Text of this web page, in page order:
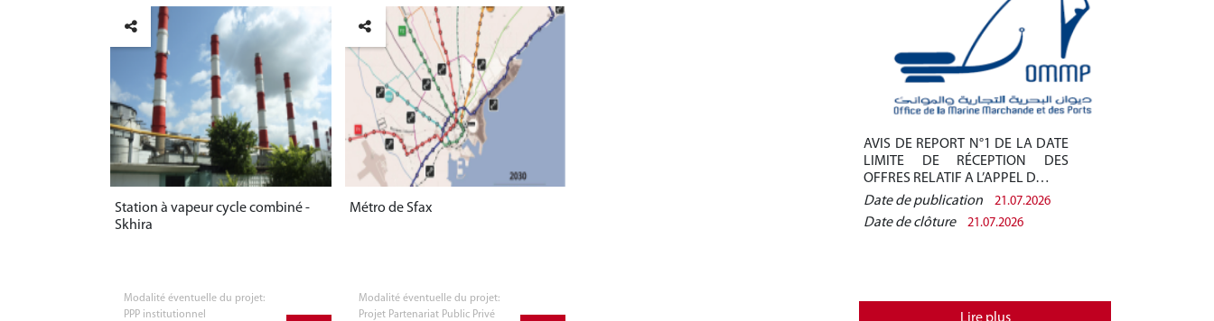
Station à vapeur cycle combiné -
Skhira
Modalité éventuelle du projet:
PPP institutionnel
Métro de Sfax
Modalité éventuelle du projet:
Projet Partenariat Public Privé
AVIS DE REPORT N°1 DE LA DATE
LIMITE DE RÉCEPTION DES
OFFRES RELATIF A L’APPEL D…
Date de publication
21.07.2026
Date de clôture 21.07.2026